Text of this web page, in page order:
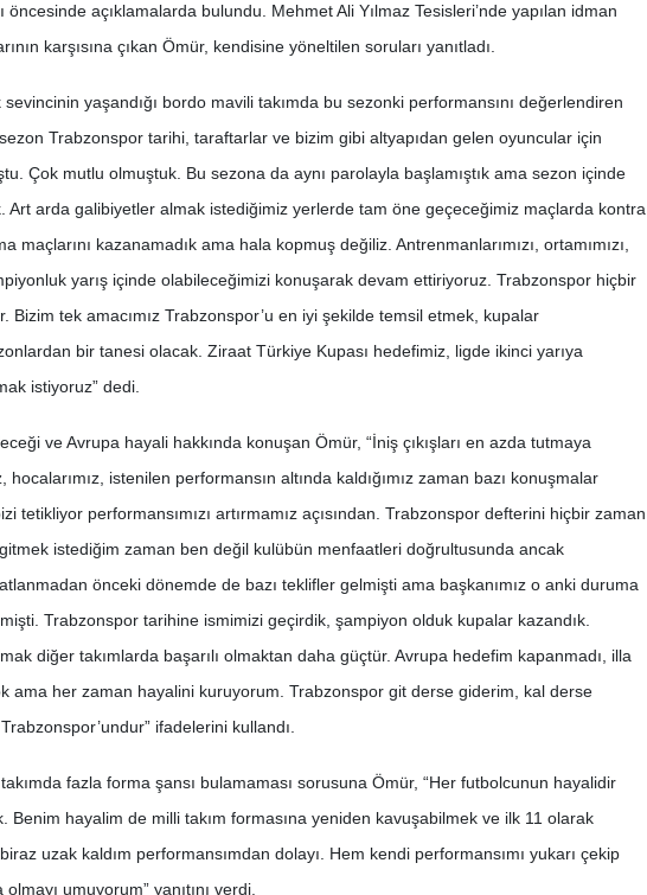
öncesinde açıklamalarda bulundu. Mehmet Ali Yılmaz Tesisleri’nde yapılan idman
karşısına çıkan Ömür, kendisine yöneltilen soruları yanıtladı.
yaşandığı bordo mavili takımda bu sezonki performansını değerlendiren
Trabzonspor tarihi, taraftarlar ve bizim gibi altyapıdan gelen oyuncular için
Çok mutlu olmuştuk. Bu sezona da aynı parolayla başlamıştık ama sezon içinde
Art arda galibiyetler almak istediğimiz yerlerde tam öne geçeceğimiz maçlarda kontra
maçlarını kazanamadık ama hala kopmuş değiliz. Antrenmanlarımızı, ortamımızı,
yarış içinde olabileceğimizi konuşarak devam ettiriyoruz. Trabzonspor hiçbir
Bizim tek amacımız Trabzonspor’u en iyi şekilde temsil etmek, kupalar
bir tanesi olacak. Ziraat Türkiye Kupası hedefimiz, ligde ikinci yarıya
istiyoruz” dedi.
ve Avrupa hayali hakkında konuşan Ömür, “İniş çıkışları en azda tutmaya
hocalarımız, istenilen performansın altında kaldığımız zaman bazı konuşmalar
tetikliyor performansımızı artırmamız açısından. Trabzonspor defterini hiçbir zaman
istediğim zaman ben değil kulübün menfaatleri doğrultusunda ancak
önceki dönemde de bazı teklifler gelmişti ama başkanımız o anki duruma
Trabzonspor tarihine ismimizi geçirdik, şampiyon olduk kupalar kazandık.
diğer takımlarda başarılı olmaktan daha güçtür. Avrupa hedefim kapanmadı, illa
ama her zaman hayalini kuruyorum. Trabzonspor git derse giderim, kal derse
ifadelerini kullandı.
fazla forma şansı bulamaması sorusuna Ömür, “Her futbolcunun hayalidir
Benim hayalim de milli takım formasına yeniden kavuşabilmek ve ilk 11 olarak
uzak kaldım performansımdan dolayı. Hem kendi performansımı yukarı çekip
umuyorum” yanıtını verdi.